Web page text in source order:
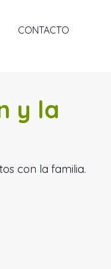
CONTACTO
y la
con la familia.